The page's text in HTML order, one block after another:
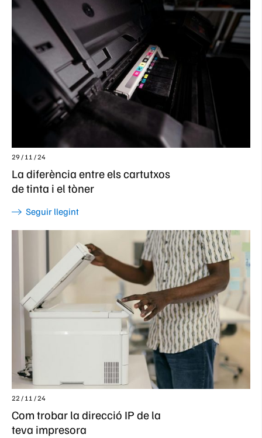
29 / 11 / 24
La diferència entre els cartutxos
de tinta i el tòner
Seguir llegint
22 / 11 / 24
Com trobar la direcció IP de la
teva impresora